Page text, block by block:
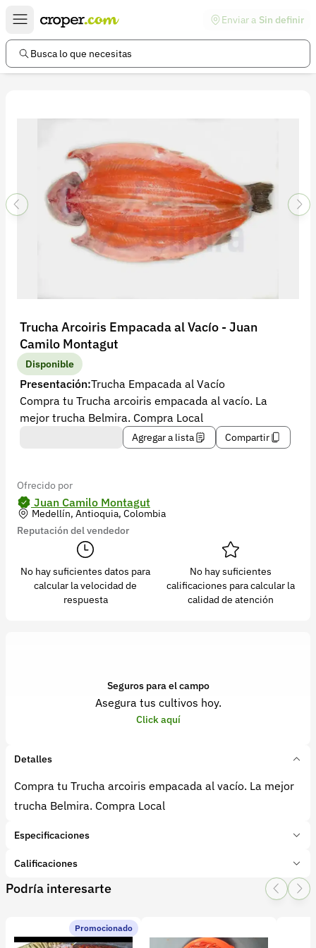
Enviar a Sin definir
Busca lo que necesitas
Trucha Arcoiris Empacada al Vacío - Juan
Camilo Montagut
Disponible
Presentación:Trucha Empacada al Vacío
Compra tu Trucha arcoiris empacada al vacío. La
mejor trucha Belmira. Compra Local
Agregar a lista Compartir
Ofrecido por
Juan Camilo Montagut
Medellín, Antioquia, Colombia
Reputación del vendedor
No hay suficientes datos para
calcular la velocidad de
respuesta
No hay suficientes
calificaciones para calcular la
calidad de atención
Seguros para el campo
Asegura tus cultivos hoy.
Click aquí
Detalles
Compra tu Trucha arcoiris empacada al vacío. La mejor
trucha Belmira. Compra Local
Especificaciones
Marca:
Truchas Belmira
Tipo de producto:Producto final
Subcategoría:Pescado
Calificaciones
1 Star
2 Star
3 Star4 Star
0 calificaciones
Podría interesarte
Promocionado
Enlaces de interés
Preguntas frecuentes
Términos y condiciones
Política de devoluciones
Política de privacidad
Recuperar contraseña
Contacto
Soporte
+57 323 2931928
Versión 5.45.0
Síguenos